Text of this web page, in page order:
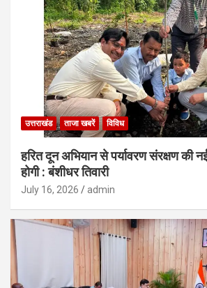
उत्तराखंड ताजा खबरें विविध
हरित दून अभियान से पर्यावरण संरक्षण की
होगी : बंशीधर तिवारी
July 16, 2026 admin